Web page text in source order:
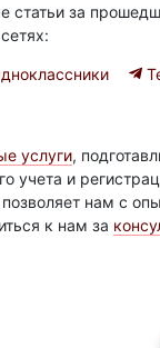
статьи за
услуги,
учета и
нам с
к нам за